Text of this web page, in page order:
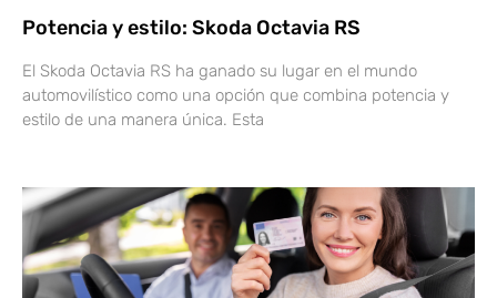
Potencia y estilo: Skoda Octavia RS
El Skoda Octavia RS ha ganado su lugar en el mundo
automovilístico como una opción que combina potencia y
estilo de una manera única. Esta